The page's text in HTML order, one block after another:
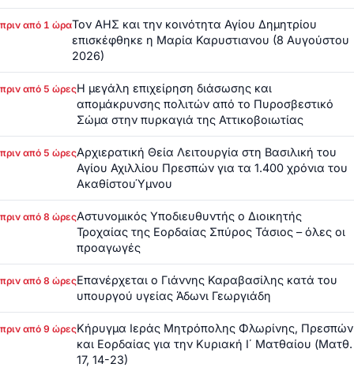
πριν από 1 ώραΤον ΑΗΣ και την κοινότητα Αγίου Δημητρίου
επισκέφθηκε η Μαρία Καρυστιανου (8 Αυγούστου
2026)
πριν από 5 ώρεςΗ μεγάλη επιχείρηση διάσωσης και
απομάκρυνσης πολιτών από το Πυροσβεστικό
Σώμα στην πυρκαγιά της Αττικοβοιωτίας
πριν από 5 ώρεςΑρχιερατική Θεία Λειτουργία στη Βασιλική του
Αγίου Αχιλλίου Πρεσπών για τα 1.400 χρόνια του
ΑκαθίστουΎμνου
πριν από 8 ώρεςΑστυνομικός Υποδιευθυντής ο Διοικητής
Τροχαίας της Εορδαίας Σπύρος Τάσιος – όλες οι
προαγωγές
πριν από 8 ώρεςΕπανέρχεται ο Γιάννης Καραβασίλης κατά του
υπουργού υγείας Άδωνι Γεωργιάδη
πριν από 9 ώρεςΚήρυγμα Ιεράς Μητρόπολης Φλωρίνης, Πρεσπών
και Εορδαίας για την Κυριακή Ι΄ Ματθαίου (Ματθ.
17, 14-23)